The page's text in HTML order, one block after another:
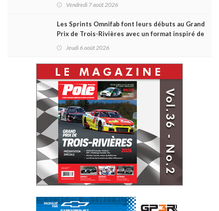
Vendredi 7 août 2026
Les Sprints Omnifab font leurs débuts au Grand
Prix de Trois-Rivières avec un format inspiré de
Jeudi 6 août 2026